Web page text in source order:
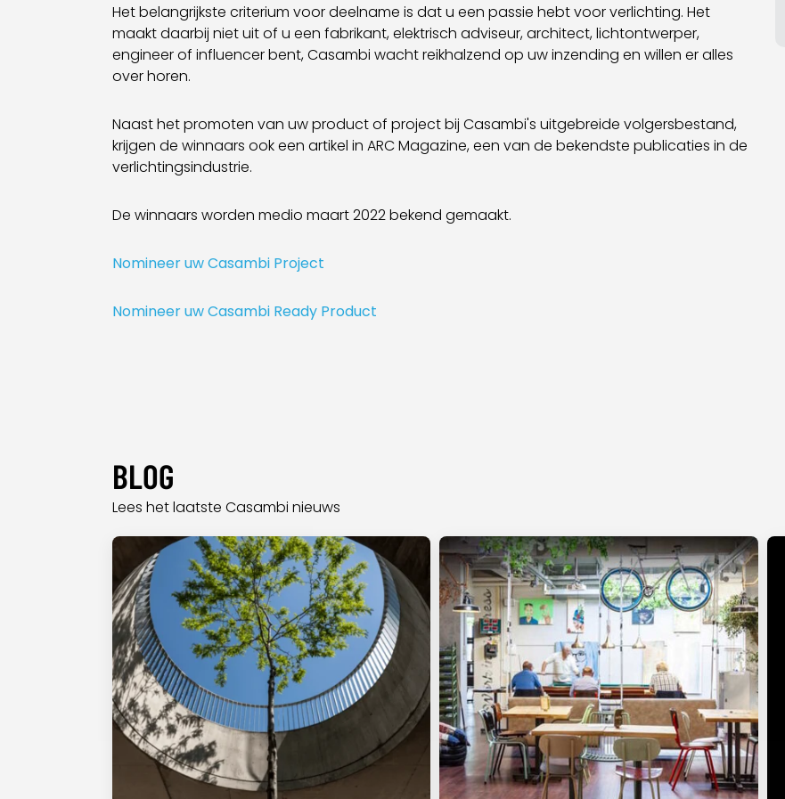
Het belangrijkste criterium voor deelname is dat u een passie hebt voor verlichting. Het
maakt daarbij niet uit of u een fabrikant, elektrisch adviseur, architect, lichtontwerper,
engineer of influencer bent, Casambi wacht reikhalzend op uw inzending en willen er alles
over horen.
Naast het promoten van uw product of project bij Casambi's uitgebreide volgersbestand,
krijgen de winnaars ook een artikel in ARC Magazine, een van de bekendste publicaties in de
verlichtingsindustrie.
De winnaars worden medio maart 2022 bekend gemaakt.
Nomineer uw Casambi Project
Nomineer uw Casambi Ready Product
BLOG
Lees het laatste Casambi nieuws